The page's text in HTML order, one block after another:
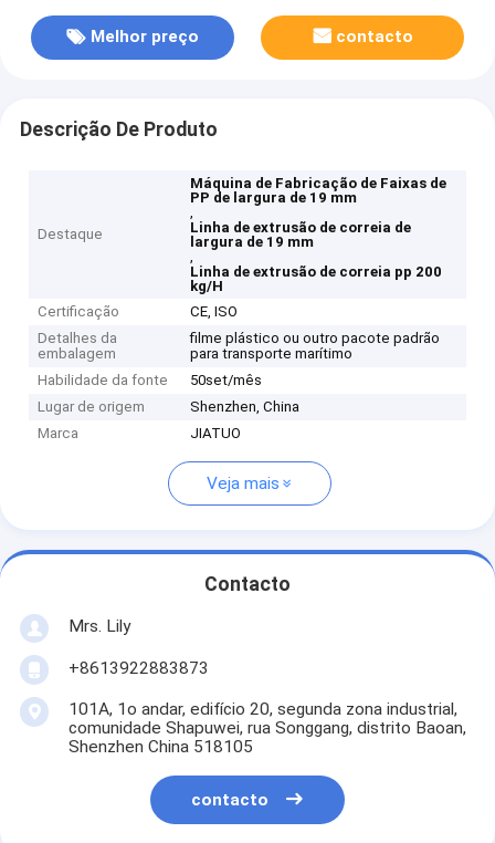
Melhor preço contacto
Descrição De Produto
Destaque
Máquina de Fabricação de Faixas de
PP de largura de 19 mm
,
Linha de extrusão de correia de
largura de 19 mm
,
Linha de extrusão de correia pp 200
kg/H
Certificação
CE, ISO
Detalhes da
embalagem
filme plástico ou outro pacote padrão
para transporte marítimo
Habilidade da fonte
50set/mês
Lugar de origem
Shenzhen, China
Marca
JIATUO
Veja mais
Contacto
Mrs. Lily
+8613922883873
101A, 1o andar, edifício 20, segunda zona industrial,
comunidade Shapuwei, rua Songgang, distrito Baoan,
Shenzhen China 518105
contacto